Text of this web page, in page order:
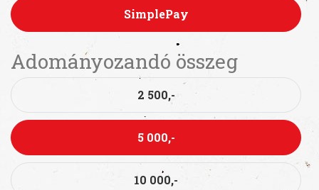
SimplePay
Adományozandó összeg
2 500,-
5 000,-
10 000,-